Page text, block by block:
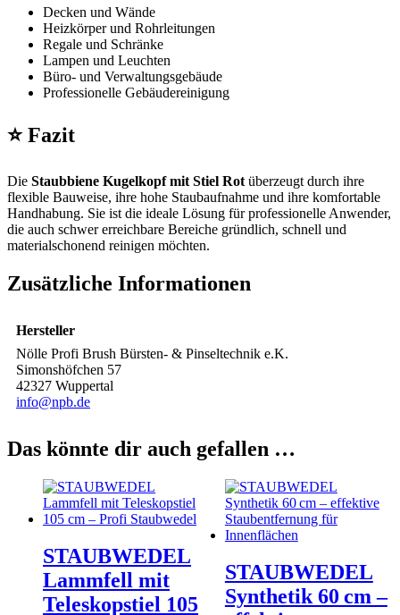
Decken und Wände
Heizkörper und Rohrleitungen
Regale und Schränke
Lampen und Leuchten
Büro- und Verwaltungsgebäude
Professionelle Gebäudereinigung
⭐ Fazit
Die Staubbiene Kugelkopf mit Stiel Rot überzeugt durch ihre
flexible Bauweise, ihre hohe Staubaufnahme und ihre komfortable
Handhabung. Sie ist die ideale Lösung für professionelle Anwender,
die auch schwer erreichbare Bereiche gründlich, schnell und
materialschonend reinigen möchten.
Zusätzliche Informationen
Hersteller
Nölle Profi Brush Bürsten- & Pinseltechnik e.K.
Simonshöfchen 57
42327 Wuppertal
info@npb.de
Das könnte dir auch gefallen …
STAUBWEDEL
Lammfell mit
Teleskopstiel 105
STAUBWEDEL
Synthetik 60 cm –